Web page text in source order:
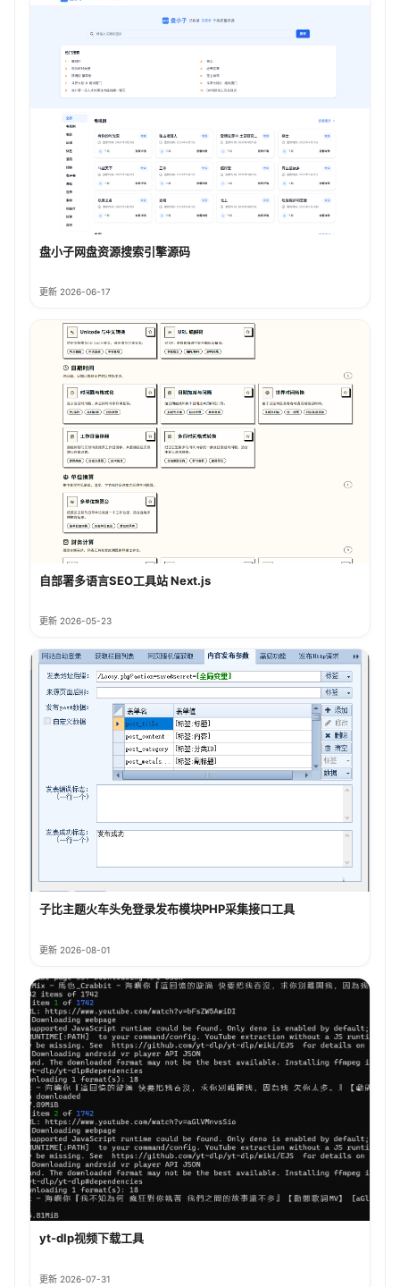
盘小子网盘资源搜索引擎源码
更新 2026-06-17
自部署多语言SEO工具站 Next.js
更新 2026-05-23
子比主题火车头免登录发布模块PHP采集接口工具
更新 2026-08-01
yt-dlp视频下载工具
更新 2026-07-31